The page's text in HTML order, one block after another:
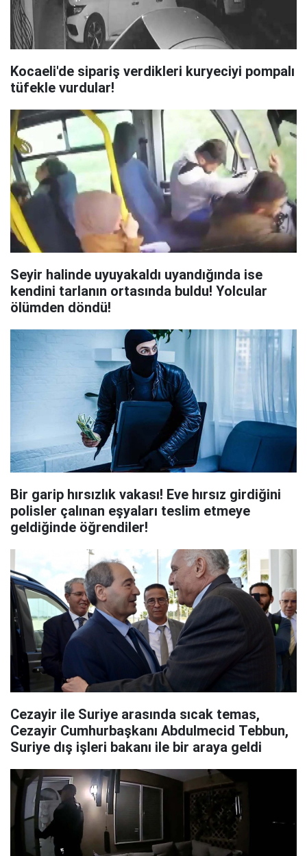
Kocaeli'de sipariş verdikleri kuryeciyi pompalı
tüfekle vurdular!
Seyir halinde uyuyakaldı uyandığında ise
kendini tarlanın ortasında buldu! Yolcular
ölümden döndü!
Bir garip hırsızlık vakası! Eve hırsız girdiğini
polisler çalınan eşyaları teslim etmeye
geldiğinde öğrendiler!
Cezayir ile Suriye arasında sıcak temas,
Cezayir Cumhurbaşkanı Abdulmecid Tebbun,
Suriye dış işleri bakanı ile bir araya geldi